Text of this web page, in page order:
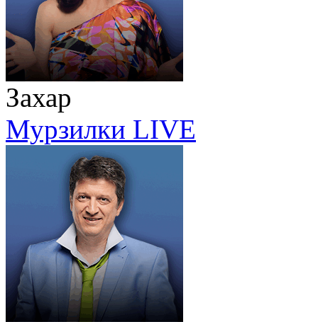
Захар
Мурзилки LIVE